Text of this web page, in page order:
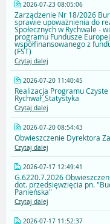
2026-07-23 08:05:06
Zarządzenie Nr 18/2026
sprawie upoważnienia do
Społecznych w Rychwale -
programu Fundusze
współfinansowanego z
(FST)
Czytaj dalej
2026-07-20 11:40:45
Realizacja Programu
Rychwał_Statystyka
Czytaj dalej
2026-07-20 08:54:43
Obwieszczenie Dyrektora
Czytaj dalej
2026-07-17 12:49:41
G.6220.7.2026
dot. przedsięwzięcia pn.
Panieńska"
Czytaj dalej
2026-07-17 11:52:37